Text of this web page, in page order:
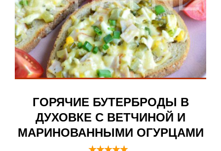
ГОРЯЧИЕ БУТЕРБРОДЫ В
ДУХОВКЕ С ВЕТЧИНОЙ И
МАРИНОВАННЫМИ ОГУРЦАМИ